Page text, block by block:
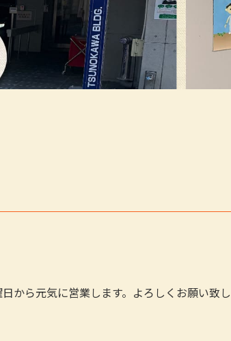
から元気に営業します。よろしくお願い致し